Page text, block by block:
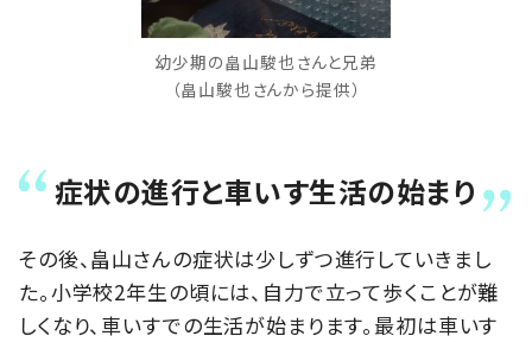
幼少期の畠山駿也さんと兄弟
（畠山駿也さんから提供）
症状の進行と車いす生活の始まり
その後、畠山さんの症状は少しずつ進行していきまし
た。小学校2年生の頃には、自力で立って歩くことが難
しくなり、車いすでの生活が始まります。最初は車いす